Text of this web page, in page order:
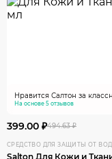
Нравится Салтон за
качество. Защита от воды
равномерно, быстро
Создает не видимую
мокрый снег
остается сухой. Не портит
На основе 5 отзывов
399.00 ₽494.63 ₽
СРЕДСТВО ДЛЯ ЗАЩИТЫ ОТ
Salton Для Кожи и